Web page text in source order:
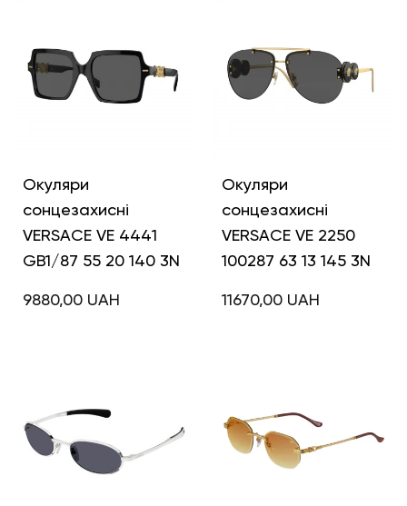
Окуляри
сонцезахисні
VERSACE VE 4441
GB1/87 55 20 140 3N
9880,00 UAH
Окуляри
сонцезахисні
VERSACE VE 2250
100287 63 13 145 3N
11670,00 UAH